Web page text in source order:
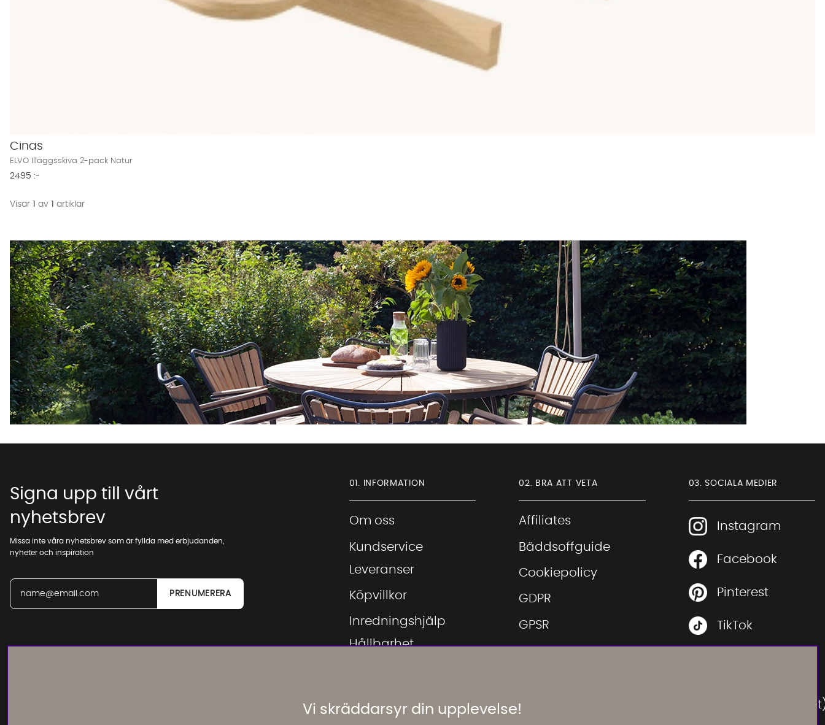
Cinas
ELVO Illäggsskiva 2-pack Natur
2495 :-
Visar av artiklar
Vi skräddarsyr din upplevelse!
Signa upp till vårt
nyhetsbrev
Missa inte våra nyhetsbrev som är fyllda med erbjudanden,
nyheter och inspiration
01. INFORMATION
Om oss
Kundservice
Leveranser
Köpvillkor
Inredningshjälp
Hållbarhet
Jobba hos oss
02. BRA ATT VETA
Affiliates
Bäddsoffguide
Cookiepolicy
GDPR
GPSR
Inspiration
03. SOCIALA MEDIER
Instagram
Facebook
Pinterest
TikTok